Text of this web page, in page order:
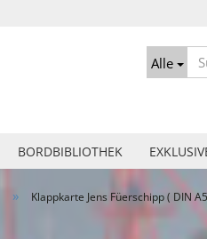
Alle
BORDBIBLIOTHEK
» Klappkarte Jens Füerschipp ( DIN